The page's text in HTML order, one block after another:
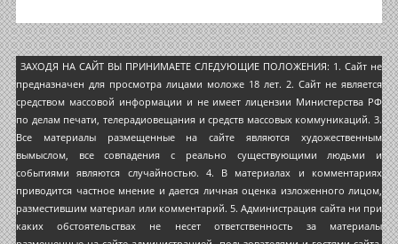
ЗАХОДЯ НА САЙТ ВЫ ПРИНИМАЕТЕ СЛЕДУЮЩИЕ ПОЛОЖЕНИЯ: 1. Сайт не
предназначен для просмотра лицами моложе 18 лет. 2. Сайт не является
средством массовой информации и не имеет лицензии Министерства РФ
по делам печати, телерадиовещания и средств массовых коммуникаций. 3.
Все материалы размещенные на сайте являются художественным
вымыслом, все совпадения с реально существующими людьми и
событиями являются случайностью. 4. В материалах и комментариях
приводится частное мнение и дается личная оценка изложенного лицом,
разместившим материал или комментарий. 5. Администрация сайта ни при
каких обстоятельствах не несет ответственность за материалы